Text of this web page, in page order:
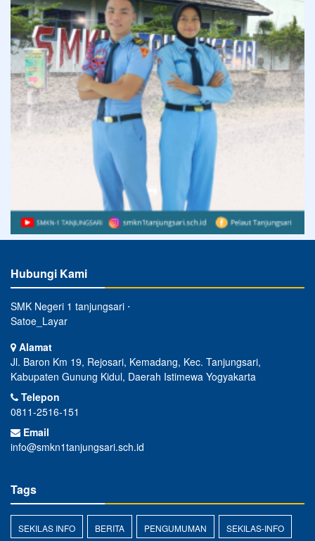
Hubungi Kami
SMK Negeri 1 tanjungsari ⋅
Satoe_Layar
Alamat
Jl. Baron Km 19, Rejosari, Kemadang, Kec. Tanjungsari,
Kabupaten Gunung Kidul, Daerah Istimewa Yogyakarta
Telepon
0811-2516-151
Email
info@smkn1tanjungsari.sch.id
Tags
SEKILAS INFO BERITA PENGUMUMAN SEKILAS-INFO